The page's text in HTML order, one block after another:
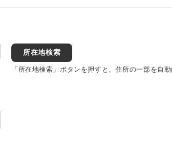
所在地検索
「所在地検索」ボタンを押すと、住所の一部を自動